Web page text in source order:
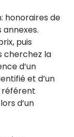
honoraires de
puis
cherchez la
d’un
et d’un
référent
d’un